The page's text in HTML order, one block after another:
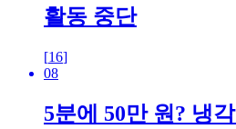
활동 중단
[16]
08
5분에 50만 원? 냉